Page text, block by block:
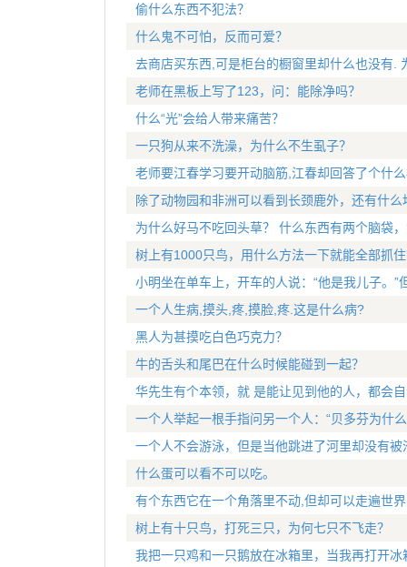
偷什么东西不犯法？
什么鬼不可怕，反而可爱？
去商店买东西,可是柜台的橱窗里却什么也没有.
老师在黑板上写了123，问：能除净吗？
什么“光”会给人带来痛苦？
一只狗从来不洗澡，为什么不生虱子？
老师要江春学习要开动脑筋,江春却回答了个什
除了动物园和非洲可以看到长颈鹿外，还有什么
为什么好马不吃回头草？ 什么东西有两个脑袋
树上有1000只鸟，用什么方法一下就能全部抓
小明坐在单车上，开车的人说：“他是我儿子。”
一个人生病,摸头,疼,摸脸,疼.这是什么病?
黑人为甚摸吃白色巧克力？
牛的舌头和尾巴在什么时候能碰到一起？
华先生有个本领，就 是能让见到他的人，都会
一个人举起一根手指问另一个人：“贝多芬为什
一个人不会游泳，但是当他跳进了河里却没有被
什么蛋可以看不可以吃。
有个东西它在一个角落里不动,但却可以走遍世
树上有十只鸟，打死三只，为何七只不飞走？
我把一只鸡和一只鹅放在冰箱里，当我再打开